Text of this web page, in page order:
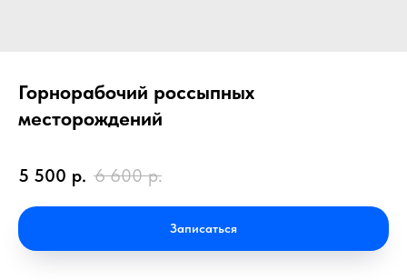
Горнорабочий россыпных
месторождений
5 500 р. 6 600 р.
Записаться